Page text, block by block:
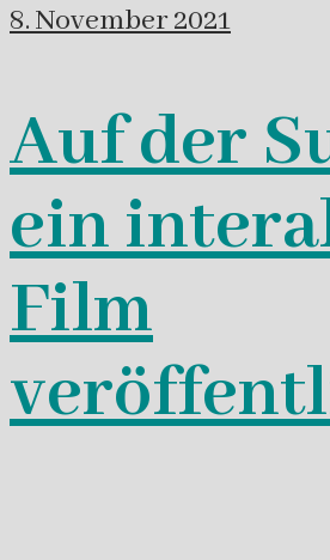
8. November 2021
Auf der
ein
Film